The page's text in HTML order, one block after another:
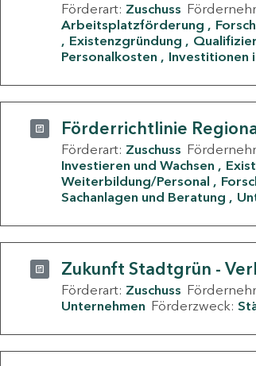
Förderart: Zuschuss
Arbeitsplatzförderung
Existenzgründung
Personalkosten
Investitionen
Förderrichtlinie
Förderart: Zuschuss
Investieren und Wachsen
Weiterbildung/Personal
Sachanlagen und Beratung
Zukunft Stadtgrün -
Förderart: Zuschuss
Unternehmen Förderzweck: